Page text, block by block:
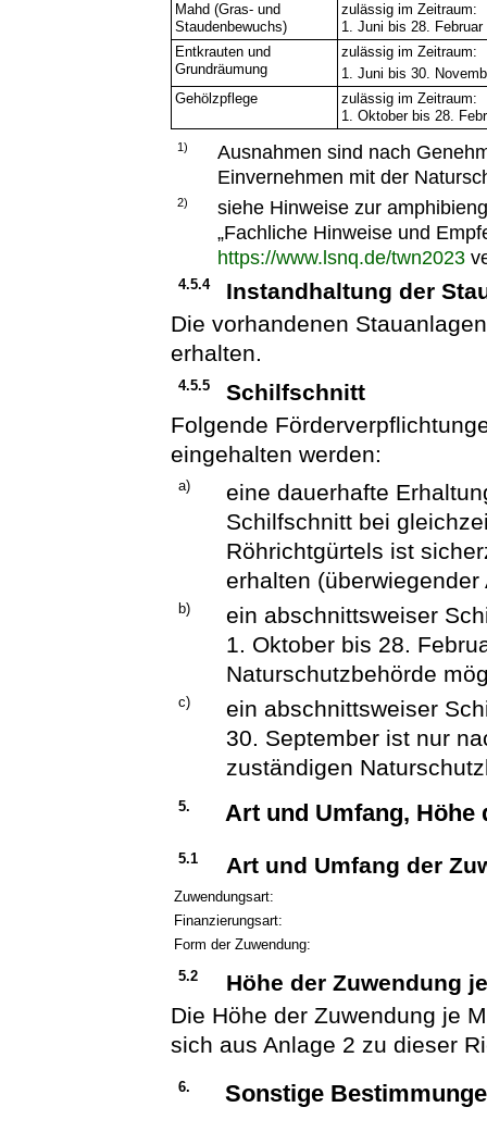
Mahd (Gras- und
Staudenbewuchs)
zulässig im Zeitraum:
1. Juni bis 28. Februar
Entkrauten und
Grundräumung
zulässig im Zeitraum:
1. Juni bis 30.
Gehölzpflege
zulässig im Zeitraum:
1. Oktober bis 28.
1)
Ausnahmen sind nach
Einvernehmen mit der
2)
siehe Hinweise zur
„Fachliche Hinweise und
https://www.lsnq.de/twn2023
4.5.4
Instandhaltung der
Die vorhandenen
erhalten.
4.5.5
Schilfschnitt
Folgende
eingehalten werden:
a)
eine dauerhafte
Schilfschnitt bei
Röhrichtgürtels ist
erhalten
b)
ein abschnittsweiser
1. Oktober bis 28.
Naturschutzbehörde
c)
ein abschnittsweiser
30. September ist nur
zuständigen
5. Art und Umfang, Höhe
5.1 Art und Umfang der
Zuwendungsart:
Finanzierungsart:
Form der Zuwendung:
5.2
Höhe der Zuwendung
Die Höhe der Zuwendung je
sich aus Anlage 2 zu dieser
6. Sonstige